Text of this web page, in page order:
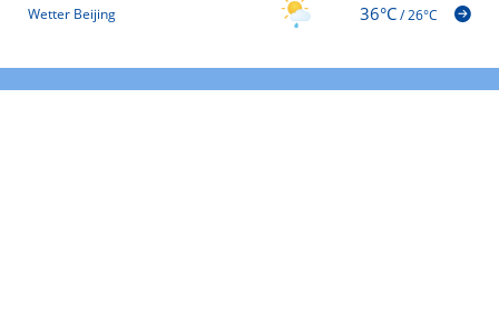
Wetter Beijing 36°C/26°C